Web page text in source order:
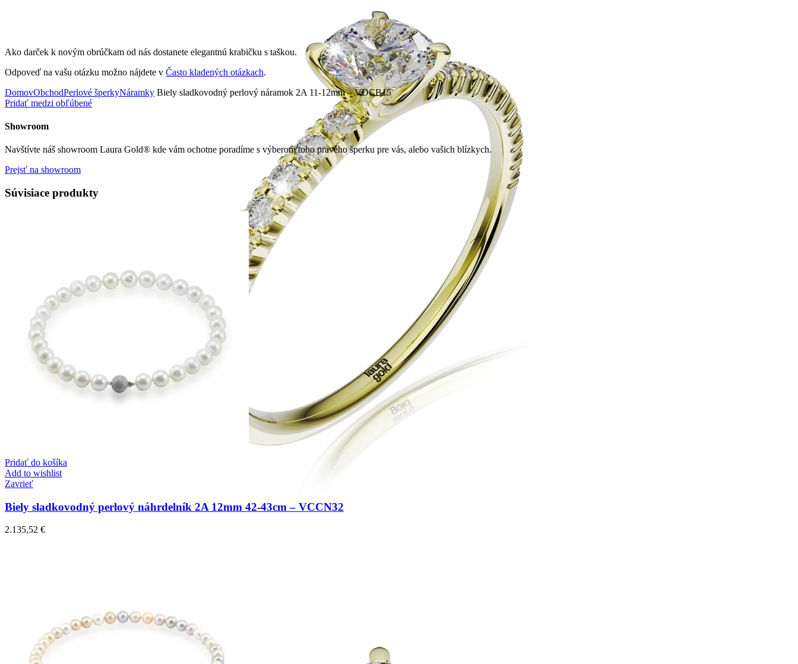
Zásnubné prstne z kolekcie Mistique Love.
Ako darček k novým obrúčkam od nás dostanete elegantnú krabičku s taškou.
Odpoveď na vašu otázku možno nájdete v Často kladených otázkach.
DomovObchodPerlové šperkyNáramky Biely sladkovodný perlový náramok 2A 11-12mm – VDCB15
Pridať medzi obľúbené
Showroom
Navštívte náš showroom Laura Gold® kde vám ochotne poradíme s výberom toho pravého šperku pre vás, alebo vašich blízkych.
Prejsť na showroom
Súvisiace produkty
Pridať do košíka
Add to wishlist
Zavrieť
Biely sladkovodný perlový náhrdelník 2A 12mm 42-43cm – VCCN32
2.135,52 €